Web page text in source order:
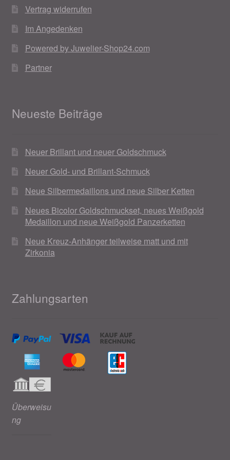
Weihnachtsangebote 2019
Weihnachtsangebote 2020
Weihnachtsangebote 2021
Woocommerce Predictive Search
Vertrag widerrufen
Im Angedenken
Powered by Juwelier-Shop24.com
Partner
Neueste Beiträge
Neuer Brillant und neuer Goldschmuck
Neuer Gold- und Brillant-Schmuck
Neue Silbermedaillons und neue Silber Ketten
Neues Bicolor Goldschmuckset, neues Weißgold
Medaillon und neue Weißgold Panzerketten
Neue Kreuz-Anhänger teilweise matt und mit
Zirkonia
Zahlungsarten
Überweisu
ng